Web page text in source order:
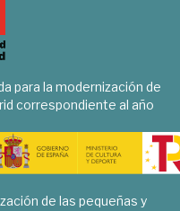
para la modernización de
correspondiente al año
de las pequeñas y